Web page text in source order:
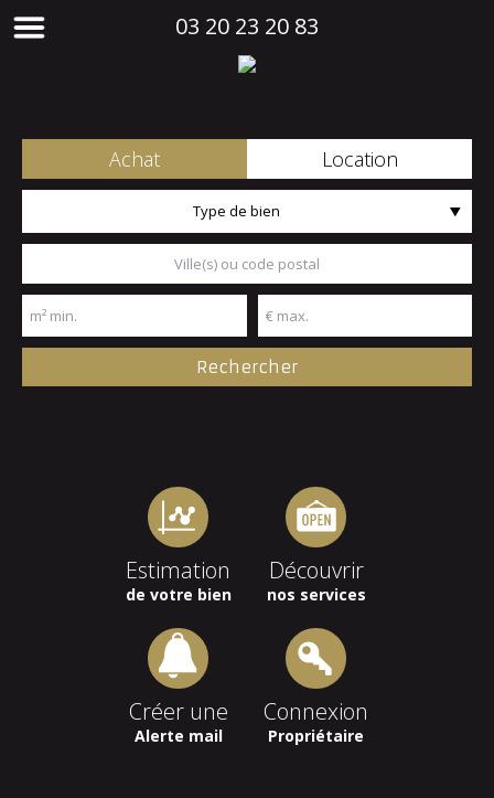
03 20 23 20 83
Achat Location
Type de bien
Estimation
de votre bien
Découvrir
nos services
Créer une
Alerte mail
Connexion
Propriétaire